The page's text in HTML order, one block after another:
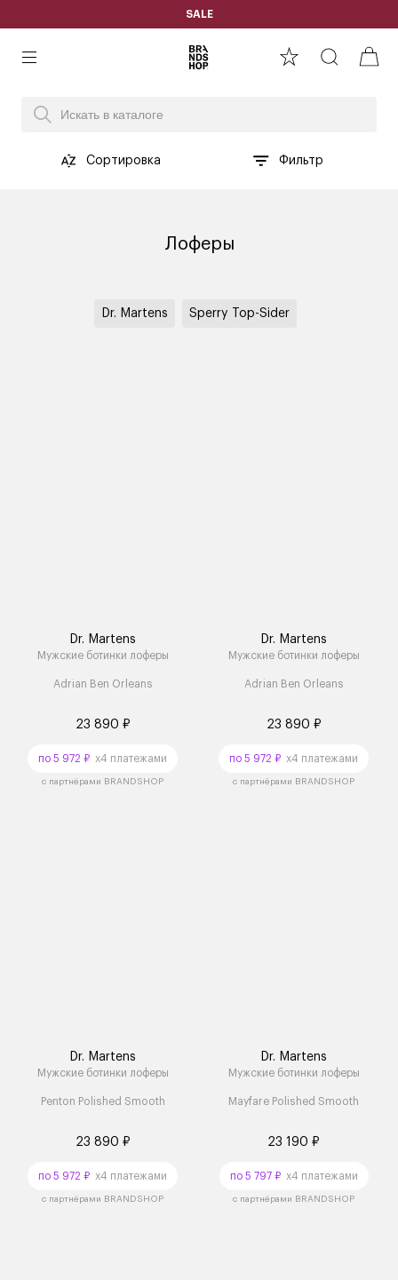
SALE
Сортировка Фильтр
Лоферы
Dr. Martens Sperry Top-Sider
Dr. Martens
Мужские ботинки лоферы
Adrian Ben Orleans
23 890 ₽
по 5 972 ₽ x4 платежами
с партнёрами BRANDSHOP
Dr. Martens
Мужские ботинки лоферы
Adrian Ben Orleans
23 890 ₽
по 5 972 ₽ x4 платежами
с партнёрами BRANDSHOP
Dr. Martens
Мужские ботинки лоферы
Penton Polished Smooth
23 890 ₽
по 5 972 ₽ x4 платежами
с партнёрами BRANDSHOP
Dr. Martens
Мужские ботинки лоферы
Mayfare Polished Smooth
23 190 ₽
по 5 797 ₽x4 платежами
с партнёрами BRANDSHOP